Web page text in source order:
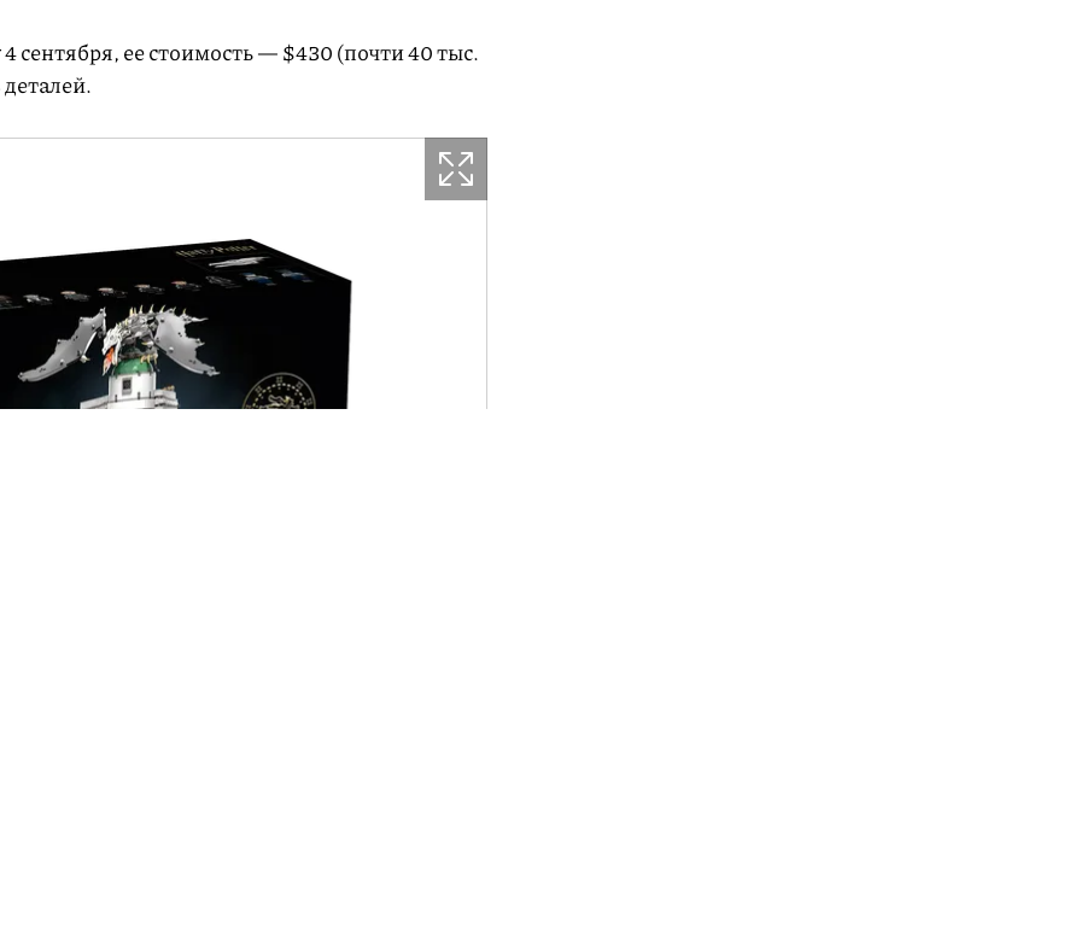
сентября, ее стоимость — $430 (почти 40 тыс.